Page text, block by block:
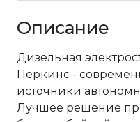
Описание
Дизельная
Перкинс -
источники
Лучшее решение